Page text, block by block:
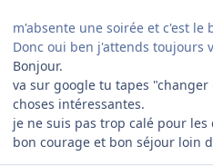
m'absente une soirée et c'est le
Donc oui ben j'attends toujours
Bonjour.
va sur google tu tapes
choses intéressantes.
je ne suis pas trop calé pour les
bon courage et bon séjour loin